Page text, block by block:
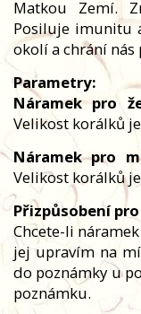
Matkou Zemí.
Posiluje imunitu
okolí a chrání
Parametry:
Náramek pro
Velikost korálků
Náramek pro
Velikost korálků
Přizpůsobení pro
Chcete-li
jej upravím na
do poznámky u
poznámku.